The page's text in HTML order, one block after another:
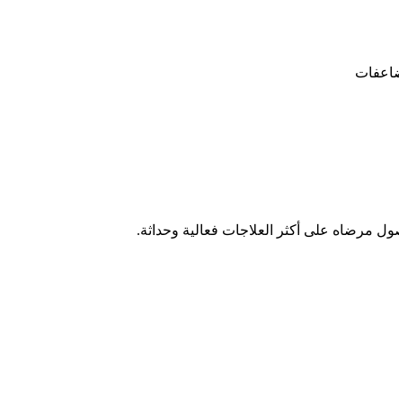
مرضاه على أكثر العلاجات فعالية وحداثة.